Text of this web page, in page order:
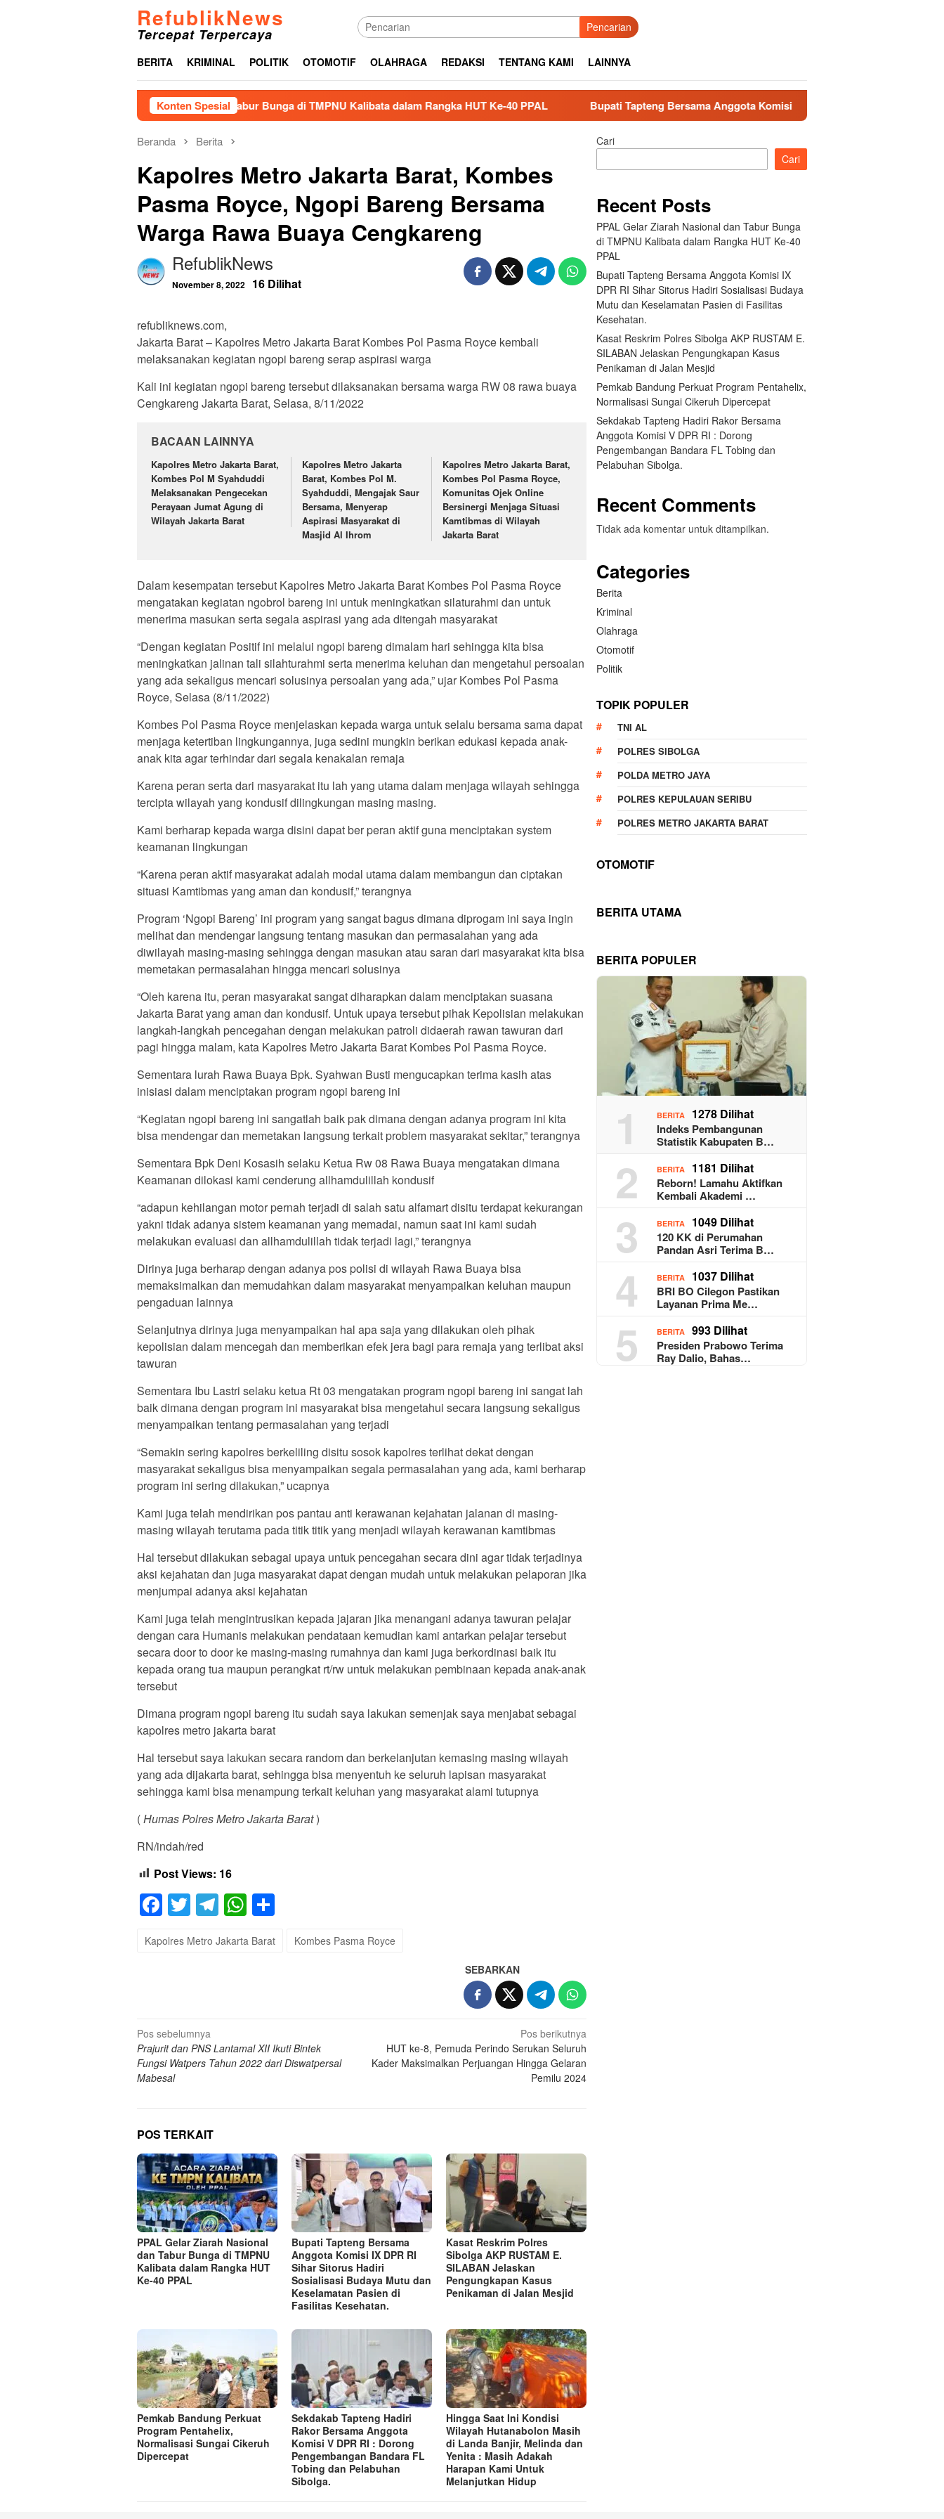
RefublikNews
Tercepat Terpercaya Pencarian
BERITA KRIMINAL POLITIK OTOMOTIF OLAHRAGA REDAKSI TENTANG KAMI LAINNYA
Konten Spesial
Gelar Ziarah Nasional dan Tabur Bunga di TMPNU Kalibata dalam Rangka HUT Ke-40 PPAL Bupati Tapteng Bersama Anggota Komisi IX DPR RI Sihar Sitorus Hadiri Sosialisasi
Beranda Berita
Kapolres Metro Jakarta Barat, Kombes
Pasma Royce, Ngopi Bareng Bersama
Warga Rawa Buaya Cengkareng
RefublikNews
November 8, 2022 16 Dilihat
refubliknews.com,
Jakarta Barat – Kapolres Metro Jakarta Barat Kombes Pol Pasma Royce kembali
melaksanakan kegiatan ngopi bareng serap aspirasi warga
Kali ini kegiatan ngopi bareng tersebut dilaksanakan bersama warga RW 08 rawa buaya
Cengkareng Jakarta Barat, Selasa, 8/11/2022
BACAAN LAINNYA
Kapolres Metro Jakarta Barat,
Kombes Pol M Syahduddi
Melaksanakan Pengecekan
Perayaan Jumat Agung di
Wilayah Jakarta Barat
Kapolres Metro Jakarta
Barat, Kombes Pol M.
Syahduddi, Mengajak Saur
Bersama, Menyerap
Aspirasi Masyarakat di
Masjid Al Ihrom
Kapolres Metro Jakarta Barat,
Kombes Pol Pasma Royce,
Komunitas Ojek Online
Bersinergi Menjaga Situasi
Kamtibmas di Wilayah
Jakarta Barat
Dalam kesempatan tersebut Kapolres Metro Jakarta Barat Kombes Pol Pasma Royce
mengatakan kegiatan ngobrol bareng ini untuk meningkatkan silaturahmi dan untuk
menerima masukan serta segala aspirasi yang ada ditengah masyarakat
“Dengan kegiatan Positif ini melalui ngopi bareng dimalam hari sehingga kita bisa
meningkatkan jalinan tali silahturahmi serta menerima keluhan dan mengetahui persoalan
yang ada sekaligus mencari solusinya persoalan yang ada,” ujar Kombes Pol Pasma
Royce, Selasa (8/11/2022)
Kombes Pol Pasma Royce menjelaskan kepada warga untuk selalu bersama sama dapat
menjaga ketertiban lingkungannya, juga sedini mungkin berikan edukasi kepada anak-
anak kita agar terhindar dari segala kenakalan remaja
Karena peran serta dari masyarakat itu lah yang utama dalam menjaga wilayah sehingga
tercipta wilayah yang kondusif dilingkungan masing masing.
Kami berharap kepada warga disini dapat ber peran aktif guna menciptakan system
keamanan lingkungan
“Karena peran aktif masyarakat adalah modal utama dalam membangun dan ciptakan
situasi Kamtibmas yang aman dan kondusif,” terangnya
Program ‘Ngopi Bareng’ ini program yang sangat bagus dimana diprogam ini saya ingin
melihat dan mendengar langsung tentang masukan dan permasalahan yang ada
diwilayah masing-masing sehingga dengan masukan atau saran dari masyarakat kita bisa
memetakan permasalahan hingga mencari solusinya
“Oleh karena itu, peran masyarakat sangat diharapkan dalam menciptakan suasana
Jakarta Barat yang aman dan kondusif. Untuk upaya tersebut pihak Kepolisian melakukan
langkah-langkah pencegahan dengan melakukan patroli didaerah rawan tawuran dari
pagi hingga malam, kata Kapolres Metro Jakarta Barat Kombes Pol Pasma Royce.
Sementara lurah Rawa Buaya Bpk. Syahwan Busti mengucapkan terima kasih atas
inisiasi dalam menciptakan program ngopi bareng ini
“Kegiatan ngopi bareng ini sangatlah baik pak dimana dengan adanya program ini kita
bisa mendengar dan memetakan langsung terkait problem masyarakat sekitar,” terangnya
Sementara Bpk Deni Kosasih selaku Ketua Rw 08 Rawa Buaya mengatakan dimana
Keamanan dilokasi kami cenderung allhamdulillah kondusif
“adapun kehilangan motor pernah terjadi di salah satu alfamart disitu terdapat kekurangan
yakni tidak adanya sistem keamanan yang memadai, namun saat ini kami sudah
melakukan evaluasi dan allhamdulillah tidak terjadi lagi,” terangnya
Dirinya juga berharap dengan adanya pos polisi di wilayah Rawa Buaya bisa
memaksimalkan dan memudahkan dalam masyarakat menyampaikan keluhan maupun
pengaduan lainnya
Selanjutnya dirinya juga menyampaikan hal apa saja yang dilakukan oleh pihak
kepolisian dalam mencegah dan memberikan efek jera bagi para remaja yang terlibat aksi
tawuran
Sementara Ibu Lastri selaku ketua Rt 03 mengatakan program ngopi bareng ini sangat lah
baik dimana dengan program ini masyarakat bisa mengetahui secara langsung sekaligus
menyampaikan tentang permasalahan yang terjadi
“Semakin sering kapolres berkeliling disitu sosok kapolres terlihat dekat dengan
masyarakat sekaligus bisa menyampaikan segala permasalahan yang ada, kami berharap
program ini sering dilakukan,” ucapnya
Kami juga telah mendirikan pos pantau anti kerawanan kejahatan jalanan di masing-
masing wilayah terutama pada titik titik yang menjadi wilayah kerawanan kamtibmas
Hal tersebut dilakukan sebagai upaya untuk pencegahan secara dini agar tidak terjadinya
aksi kejahatan dan juga masyarakat dapat dengan mudah untuk melakukan pelaporan jika
menjumpai adanya aksi kejahatan
Kami juga telah mengintrusikan kepada jajaran jika menangani adanya tawuran pelajar
dengan cara Humanis melakukan pendataan kemudian kami antarkan pelajar tersebut
secara door to door ke masing-masing rumahnya dan kami juga berkordinasi baik itu
kepada orang tua maupun perangkat rt/rw untuk melakukan pembinaan kepada anak-anak
tersebut
Dimana program ngopi bareng itu sudah saya lakukan semenjak saya menjabat sebagai
kapolres metro jakarta barat
Hal tersebut saya lakukan secara random dan berkelanjutan kemasing masing wilayah
yang ada dijakarta barat, sehingga bisa menyentuh ke seluruh lapisan masyarakat
sehingga kami bisa menampung terkait keluhan yang masyarakat alami tutupnya
(Humas Polres Metro Jakarta Barat)
RN/indah/red
Post Views: 16
Facebook
TwitterTelegram
WhatsApp
Kapolres Metro Jakarta Barat Kombes Pasma Royce
SEBARKAN
Navigasi
pos
Pos sebelumnya
Prajurit dan PNS Lantamal XII Ikuti Bintek
Fungsi Watpers Tahun 2022 dari Diswatpersal
Mabesal
Pos berikutnya
HUT ke-8, Pemuda Perindo Serukan Seluruh
Kader Maksimalkan Perjuangan Hingga Gelaran
Pemilu 2024
POS TERKAIT
PPAL Gelar Ziarah Nasional
dan Tabur Bunga di TMPNU
Kalibata dalam Rangka HUT
Ke-40 PPAL
Bupati Tapteng Bersama
Anggota Komisi IX DPR RI
Sihar Sitorus Hadiri
Sosialisasi Budaya Mutu dan
Keselamatan Pasien di
Fasilitas Kesehatan.
Kasat Reskrim Polres
Sibolga AKP RUSTAM E.
SILABAN Jelaskan
Pengungkapan Kasus
Penikaman di Jalan Mesjid
Pemkab Bandung Perkuat
Program Pentahelix,
Normalisasi Sungai Cikeruh
Dipercepat
Sekdakab Tapteng Hadiri
Rakor Bersama Anggota
Komisi V DPR RI : Dorong
Pengembangan Bandara FL
Tobing dan Pelabuhan
Sibolga.
Hingga Saat Ini Kondisi
Wilayah Hutanabolon Masih
di Landa Banjir, Melinda dan
Yenita : Masih Adakah
Harapan Kami Untuk
Melanjutkan Hidup
Cari
Cari
Recent Posts
PPAL Gelar Ziarah Nasional dan Tabur Bunga
di TMPNU Kalibata dalam Rangka HUT Ke-40
PPAL
Bupati Tapteng Bersama Anggota Komisi IX
DPR RI Sihar Sitorus Hadiri Sosialisasi Budaya
Mutu dan Keselamatan Pasien di Fasilitas
Kesehatan.
Kasat Reskrim Polres Sibolga AKP RUSTAM E.
SILABAN Jelaskan Pengungkapan Kasus
Penikaman di Jalan Mesjid
Pemkab Bandung Perkuat Program Pentahelix,
Normalisasi Sungai Cikeruh Dipercepat
Sekdakab Tapteng Hadiri Rakor Bersama
Anggota Komisi V DPR RI : Dorong
Pengembangan Bandara FL Tobing dan
Pelabuhan Sibolga.
Recent Comments
Tidak ada komentar untuk ditampilkan.
Categories
Berita
Kriminal
Olahraga
Otomotif
Politik
TOPIK POPULER
TNI AL
POLRES SIBOLGA
POLDA METRO JAYA
POLRES KEPULAUAN SERIBU
POLRES METRO JAKARTA BARAT
OTOMOTIF
BERITA UTAMA
BERITA POPULER
1 BERITA 1278 Dilihat
Indeks Pembangunan
Statistik Kabupaten B…
2 BERITA 1181 Dilihat
Reborn! Lamahu Aktifkan
Kembali Akademi …
3 BERITA 1049 Dilihat
120 KK di Perumahan
Pandan Asri Terima B…
4 BERITA 1037 Dilihat
BRI BO Cilegon Pastikan
Layanan Prima Me…
5 BERITA 993 Dilihat
Presiden Prabowo Terima
Ray Dalio, Bahas…